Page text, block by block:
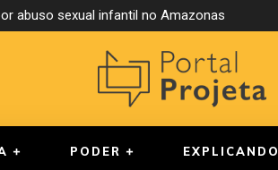
abuso sexual infantil no Amazonas
PODER EXPLICANDO